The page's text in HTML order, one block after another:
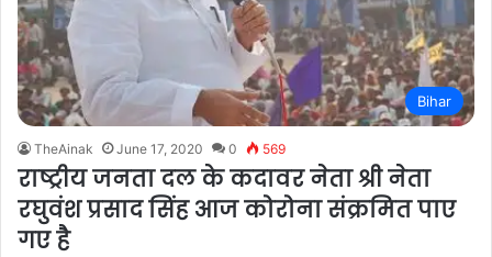
Bihar
TheAinak June 17, 2020 0 569
राष्ट्रीय जनता दल के कदावर नेता श्री नेता
रघुवंश प्रसाद सिंह आज कोरोना संक्रमित पाए
गए है